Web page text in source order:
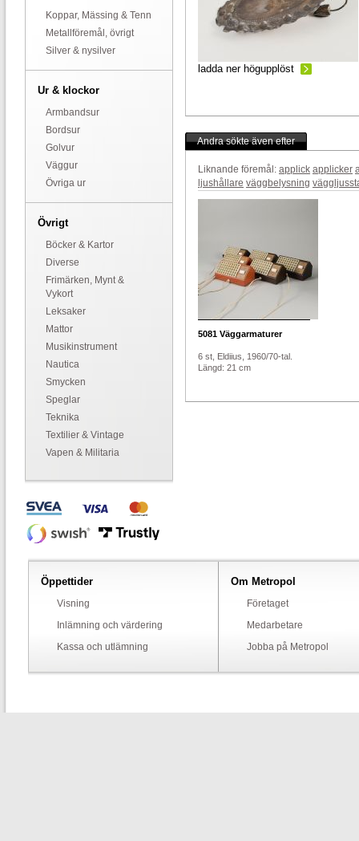
Koppar, Mässing & Tenn
Metallföremål, övrigt
Silver & nysilver
Ur & klockor
Armbandsur
Bordsur
Golvur
Väggur
Övriga ur
Övrigt
Böcker & Kartor
Diverse
Frimärken, Mynt &
Vykort
Leksaker
Mattor
Musikinstrument
Nautica
Smycken
Speglar
Teknika
Textilier & Vintage
Vapen & Militaria
ladda ner högupplöst
Andra sökte även efter
Liknande föremål: applick applicker
ljushållare väggbelysning
5081 Väggarmaturer
6 st, Eldiius, 1960/70-tal.
Längd: 21 cm
Öppettider
Visning
Inlämning och värdering
Kassa och utlämning
Om Metropol
Företaget
Medarbetare
Jobba på Metropol